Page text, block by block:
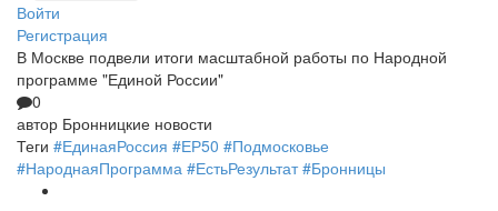
Войти
Регистрация
В Москве подвели итоги масштабной работы по Народной
программе "Единой России"
0
автор Бронницкие новости
Теги #ЕдинаяРоссия #ЕР50 #Подмосковье
#НароднаяПрограмма #ЕстьРезультат #Бронницы